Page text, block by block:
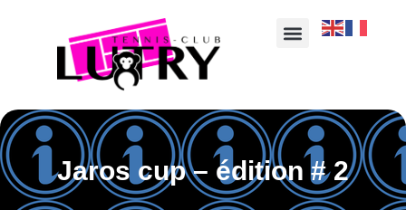
Jaros cup – édition # 2